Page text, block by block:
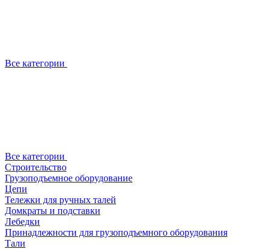
Все категории
Все категории
Строительство
Грузоподъемное оборудование
Цепи
Тележки для ручных талей
Домкраты и подставки
Лебедки
Принадлежности для грузоподъемного оборудования
Тали